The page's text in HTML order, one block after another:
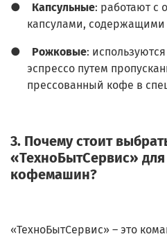
● Капсульные: работают с
капсулами,
● Рожковые:
эспрессо путем
прессованный кофе в
3. Почему стоит
«ТехноБытСервис»
кофемашин?
«ТехноБытСервис» – это